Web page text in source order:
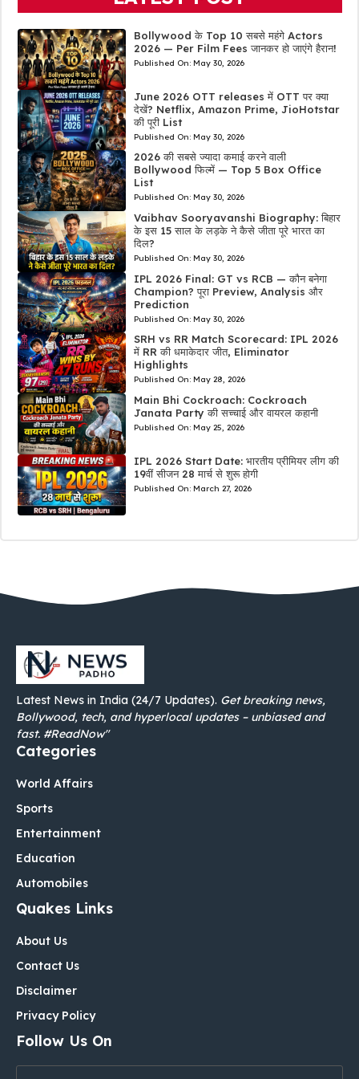
Bollywood के Top 10 सबसे महंगे Actors
2026 — Per Film Fees जानकर हो जाएंगे हैरान!
Published On: May 30, 2026
June 2026 OTT releases में OTT पर क्या
देखें? Netflix, Amazon Prime, JioHotstar
की पूरी List
Published On: May 30, 2026
2026 की सबसे ज्यादा कमाई करने वाली
Bollywood फिल्में — Top 5 Box Office
List
Published On: May 30, 2026
Vaibhav Sooryavanshi Biography: बिहार
के इस 15 साल के लड़के ने कैसे जीता पूरे भारत का
दिल?
Published On: May 30, 2026
IPL 2026 Final: GT vs RCB — कौन बनेगा
Champion? पूरा Preview, Analysis और
Prediction
Published On: May 30, 2026
SRH vs RR Match Scorecard: IPL 2026
में RR की धमाकेदार जीत, Eliminator
Highlights
Published On: May 28, 2026
Main Bhi Cockroach: Cockroach
Janata Party की सच्चाई और वायरल कहानी
Published On: May 25, 2026
IPL 2026 Start Date: भारतीय प्रीमियर लीग की
19वीं सीजन 28 मार्च से शुरू होगी
Published On: March 27, 2026
Latest News in India (24/7 Updates). Get breaking news,
Bollywood, tech, and hyperlocal updates – unbiased and
fast. #ReadNow"
Categories
World Affairs
Sports
Entertainment
Education
Automobiles
Quakes Links
About Us
Contact Us
Disclaimer
Privacy Policy
Follow Us On